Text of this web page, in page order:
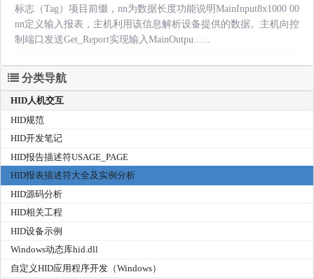
标志（Tag）项目前缀，nn为数据长度功能说明MainInput8x1000 00
nn定义输入报表，主机利用该信息解析设备提供的数据。主机向控
制端口发送Get_Report实现输入MainOutpu......
分类导航
HID人机交互
HID规范
HID开发笔记
HID报告描述符USAGE_PAGE
HID报表描述符大全及实例分析
HID源码分析
HID相关工程
HID设备示例
Windows动态库hid.dll
自定义HID应用程序开发（Windows）